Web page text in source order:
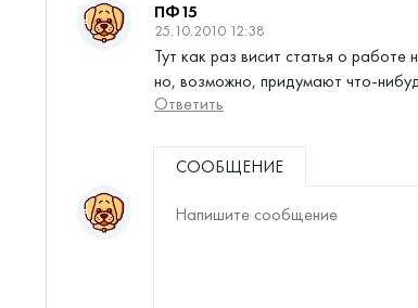
ПФ15
25.10.2010 12:38
Тут как раз висит статья о
но, возможно, придумают что-
Ответить
СООБЩЕНИЕ